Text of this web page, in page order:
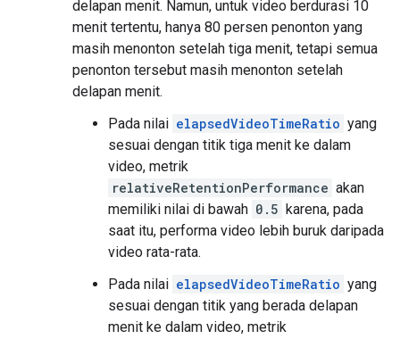
delapan menit. Namun, untuk video berdurasi 10
menit tertentu, hanya 80 persen penonton yang
masih menonton setelah tiga menit, tetapi semua
penonton tersebut masih menonton setelah
delapan menit.
Pada nilai elapsedVideoTimeRatio yang
sesuai dengan titik tiga menit ke dalam
video, metrik
relativeRetentionPerformance akan
memiliki nilai di bawah 0.5 karena, pada
saat itu, performa video lebih buruk daripada
video rata-rata.
Pada nilai elapsedVideoTimeRatio yang
sesuai dengan titik yang berada delapan
menit ke dalam video, metrik